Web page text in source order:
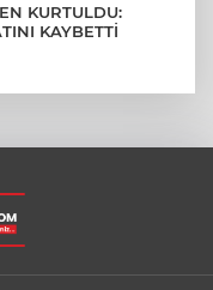
KURTULDU:
KAYBETTİ
OTOPARKI
AÇILIYOR